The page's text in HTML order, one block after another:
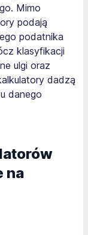
Mimo
podają
podatnika
klasyfikacji
ulgi oraz
dadzą
danego
na